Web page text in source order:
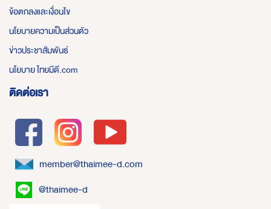
ข้อตกลงและเงื่อนไข
นโยบายความเป็นส่วนตัว
ข่าวประชาสัมพันธ์
นโยบาย ไทยมีดี.com
ติดต่อเรา
member@thaimee-d.com
@thaimee-d